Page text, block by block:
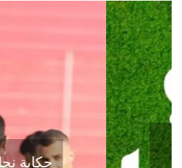
حكاية نجاح تبدأ من